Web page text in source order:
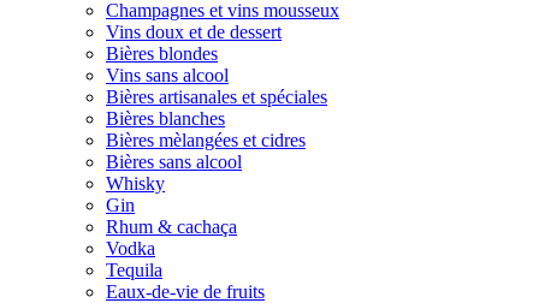
Champagnes et vins mousseux
Vins doux et de dessert
Bières blondes
Vins sans alcool
Bières artisanales et spéciales
Bières blanches
Bières mèlangées et cidres
Bières sans alcool
Whisky
Gin
Rhum & cachaça
Vodka
Tequila
Eaux-de-vie de fruits